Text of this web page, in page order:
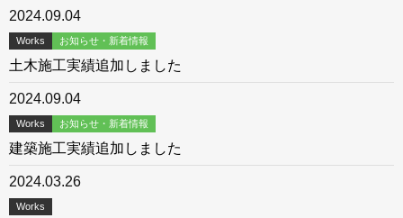
2024.09.04
Works お知らせ・新着情報
土木施工実績追加しました
2024.09.04
Works お知らせ・新着情報
建築施工実績追加しました
2024.03.26
Works